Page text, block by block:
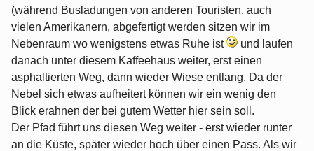
(während Busladungen von anderen Touristen, auch
vielen Amerikanern, abgefertigt werden sitzen wir im
Nebenraum wo wenigstens etwas Ruhe ist
und laufen
danach unter diesem Kaffeehaus weiter, erst einen
asphaltierten Weg, dann wieder Wiese entlang. Da der
Nebel sich etwas aufheitert können wir ein wenig den
Blick erahnen der bei gutem Wetter hier sein soll.
Der Pfad führt uns diesen Weg weiter - erst wieder runter
an die Küste, später wieder hoch über einen Pass. Als wir